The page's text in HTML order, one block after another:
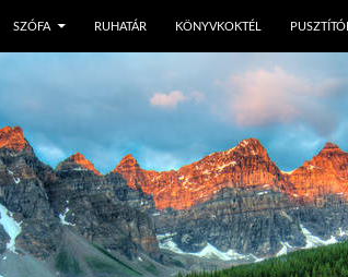
SZÓFA RUHATÁR KÖNYVKOKTÉL